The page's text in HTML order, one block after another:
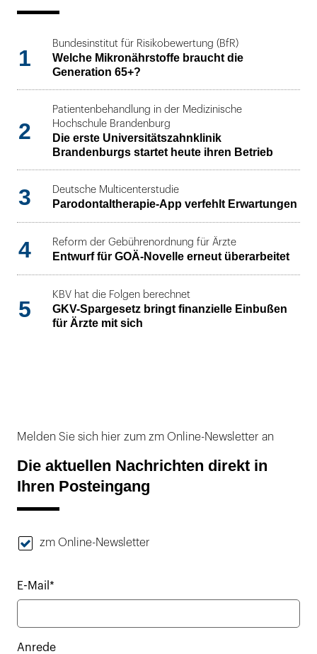
1
Bundesinstitut für Risikobewertung (BfR)
Welche Mikronährstoffe braucht die
Generation 65+?
2
Patientenbehandlung in der Medizinische
Hochschule Brandenburg
Die erste Universitätszahnklinik
Brandenburgs startet heute ihren Betrieb
3 Deutsche Multicenterstudie
Parodontaltherapie-App verfehlt Erwartungen
4 Reform der Gebührenordnung für Ärzte
Entwurf für GOÄ-Novelle erneut überarbeitet
5
KBV hat die Folgen berechnet
GKV-Spargesetz bringt finanzielle Einbußen
für Ärzte mit sich
Melden Sie sich hier zum zm Online-Newsletter an
Die aktuellen Nachrichten direkt in
Ihren Posteingang
zm Online-Newsletter
E-Mail*
Anrede